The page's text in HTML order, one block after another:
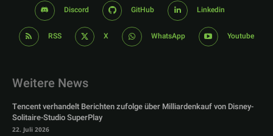
Discord GitHub Linkedin
RSS X WhatsApp Youtube
Weitere News
Tencent verhandelt Berichten zufolge über Milliardenkauf von Disney-
Solitaire-Studio SuperPlay
22. Juli 2026